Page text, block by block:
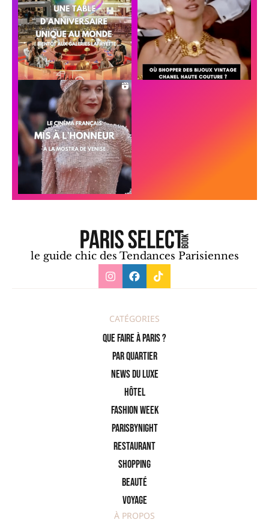
le guide chic des Tendances Parisiennes
CATÉGORIES
Que faire à Paris ?
PAR QUARTIER
News du Luxe
Hôtel
Fashion Week
ParisByNight
Restaurant
Shopping
Beauté
Voyage
À PROPOS